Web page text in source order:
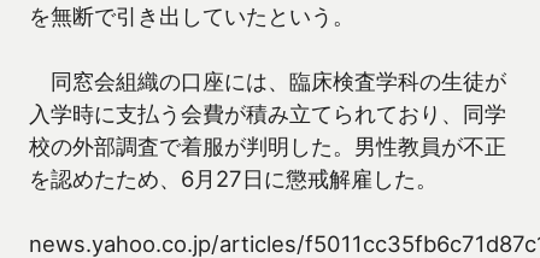
を無断で引き出していたという。
同窓会組織の口座には、臨床検査学科の生徒が
入学時に支払う会費が積み立てられており、同学
校の外部調査で着服が判明した。男性教員が不正
を認めたため、6月27日に懲戒解雇した。
news.yahoo.co.jp/articles/